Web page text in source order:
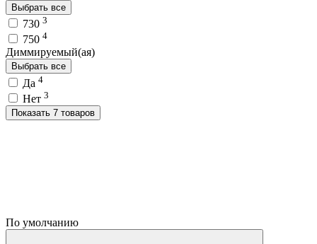
Выбрать все
730 3
750 4
Диммируемый(ая)
Выбрать все
Да 4
Нет 3
Показать 7 товаров
По умолчанию